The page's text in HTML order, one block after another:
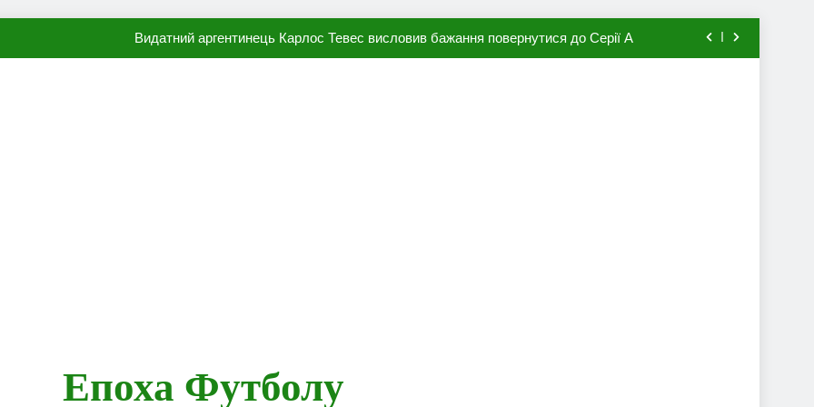
Видатний аргентинець Карлос Тевес висловив бажання повернутися до Серії А
Епоха Футболу